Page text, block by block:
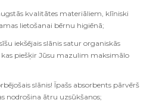
kvalitātes materiāliem, klīniski
lietošanai bērnu higiēnā;
iekšējais slānis satur organiskās
piešķir Jūsu mazulim maksimālo
slānis! Īpašs absorbents pārvērš
nodrošina ātru uzsūkšanos;